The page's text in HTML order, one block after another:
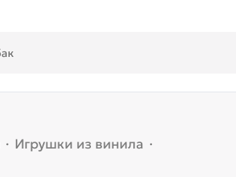
· Игрушки из винила ·